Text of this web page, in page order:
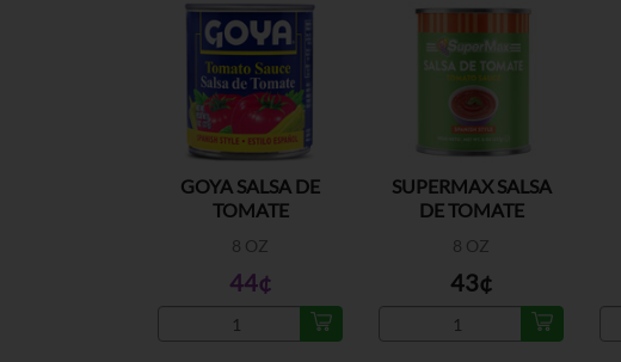
GOYA SALSA DE
TOMATE
8 OZ
44¢
SUPERMAX SALSA
DE TOMATE
8 OZ
43¢